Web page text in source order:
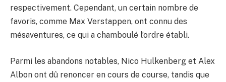
respectivement. Cependant, un certain nombre de
favoris, comme Max Verstappen, ont connu des
mésaventures, ce qui a chamboulé l’ordre établi.
Parmi les abandons notables, Nico Hulkenberg et Alex
Albon ont dû renoncer en cours de course, tandis que